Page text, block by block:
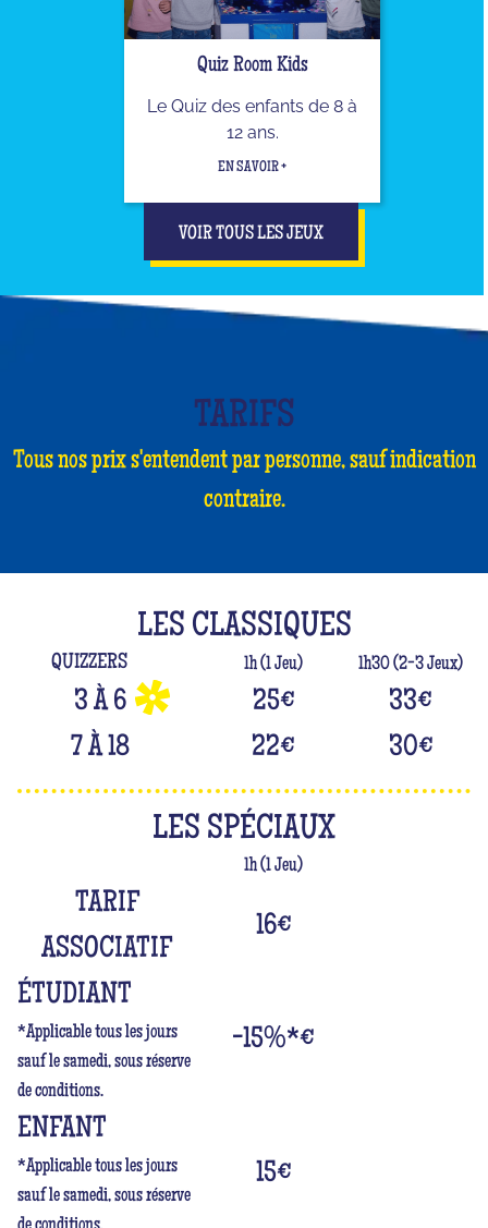
Quiz Room Kids
Le Quiz des enfants de 8 à
12 ans.
EN SAVOIR +
VOIR TOUS LES JEUX
TARIFS
Tous nos prix s'entendent par personne, sauf indication
contraire.
LES CLASSIQUES
QUIZZERS 1h (1 Jeu) 1h30 (2-3 Jeux)
3 À 6 25€ 33€
7 À 18
22€ 30€
LES SPÉCIAUX
1h (1 Jeu)
TARIF
ASSOCIATIF
16€
ÉTUDIANT
*Applicable tous les jours
sauf le samedi, sous réserve
de conditions.
-15%*€
ENFANT
*Applicable tous les jours
sauf le samedi, sous réserve
15€